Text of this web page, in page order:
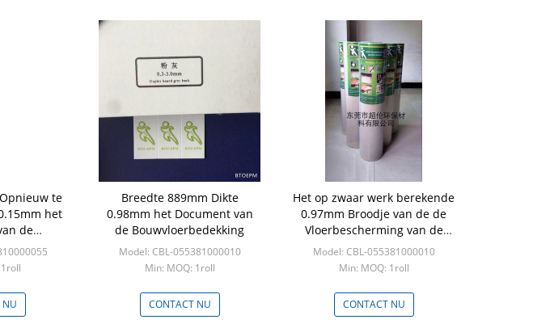
te
het
de
NU
Breedte 889mm Dikte
0.98mm het Document van
de Bouwvloerbedekking
Model: CBL-055381000010
Min: MOQ: 1roll
CONTACT NU
Het op zwaar werk berekende
0.97mm Broodje van de de
Vloerbescherming van de
Dikte32inch Breedte Harde
Model: CBL-055381000010
Min: MOQ: 1roll
CONTACT NU